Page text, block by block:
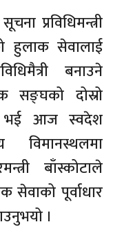
प्रविधिमन्त्री
हुलाक सेवालाई
बनाउने
सङ्घको दोस्रो
भई आज स्वदेश
विमानस्थलमा
बाँस्कोटाले
सेवाको पूर्वाधार
।